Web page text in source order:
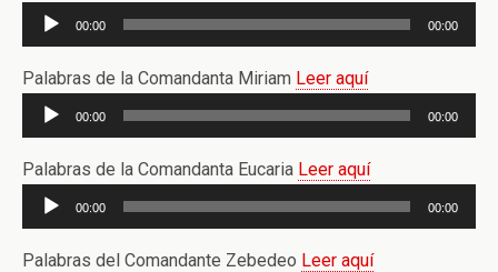
Reproductor
de
audio
00:00 00:00
Palabras de la Comandanta Miriam Leer aquí
Reproductor
de
audio
00:00 00:00
Palabras de la Comandanta Eucaria Leer aquí
Reproductor
de
audio
00:00 00:00
Palabras del Comandante Zebedeo Leer aquí